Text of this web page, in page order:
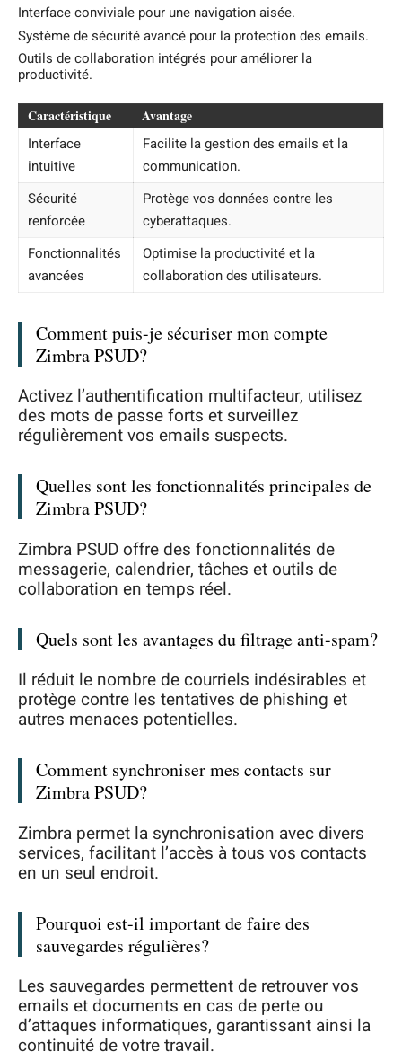
Interface conviviale pour une navigation aisée.
Système de sécurité avancé pour la protection des emails.
Outils de collaboration intégrés pour améliorer la
productivité.
Caractéristique Avantage
Interface
intuitive
Facilite la gestion des emails et la
communication.
Sécurité
renforcée
Protège vos données contre les
cyberattaques.
Fonctionnalités
avancées
Optimise la productivité et la
collaboration des utilisateurs.
Comment puis-je sécuriser mon compte
Zimbra PSUD?
Activez l’authentification multifacteur, utilisez
des mots de passe forts et surveillez
régulièrement vos emails suspects.
Quelles sont les fonctionnalités principales de
Zimbra PSUD?
Zimbra PSUD offre des fonctionnalités de
messagerie, calendrier, tâches et outils de
collaboration en temps réel.
Quels sont les avantages du filtrage anti-spam?
Il réduit le nombre de courriels indésirables et
protège contre les tentatives de phishing et
autres menaces potentielles.
Comment synchroniser mes contacts sur
Zimbra PSUD?
Zimbra permet la synchronisation avec divers
services, facilitant l’accès à tous vos contacts
en un seul endroit.
Pourquoi est-il important de faire des
sauvegardes régulières?
Les sauvegardes permettent de retrouver vos
emails et documents en cas de perte ou
d’attaques informatiques, garantissant ainsi la
continuité de votre travail.